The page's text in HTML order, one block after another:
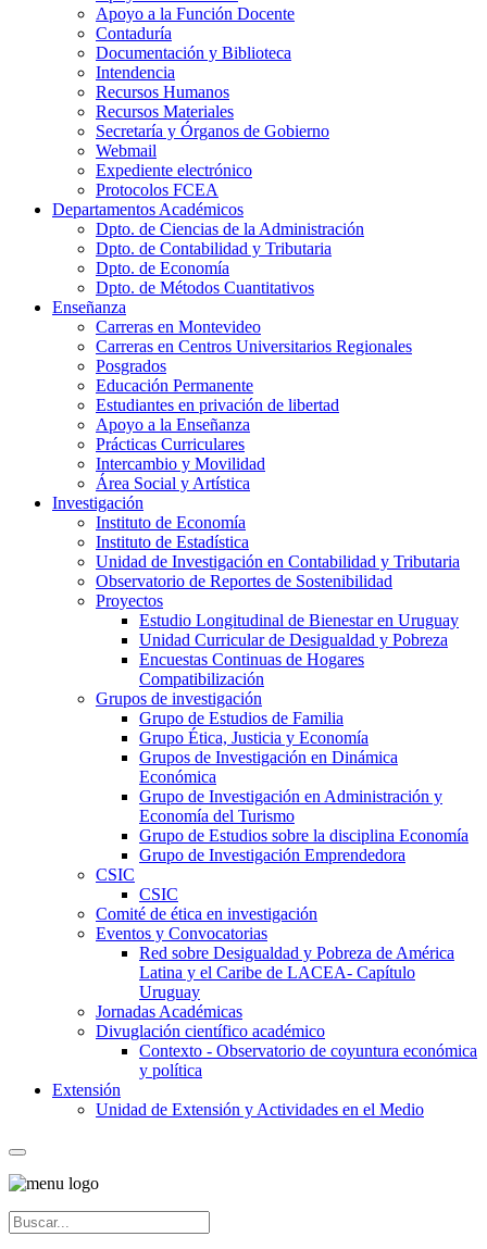
Apoyo a la Función Docente
Contaduría
Documentación y Biblioteca
Intendencia
Recursos Humanos
Recursos Materiales
Secretaría y Órganos de Gobierno
Webmail
Expediente electrónico
Protocolos FCEA
Departamentos Académicos
Dpto. de Ciencias de la Administración
Dpto. de Contabilidad y Tributaria
Dpto. de Economía
Dpto. de Métodos Cuantitativos
Enseñanza
Carreras en Montevideo
Carreras en Centros Universitarios Regionales
Posgrados
Educación Permanente
Estudiantes en privación de libertad
Apoyo a la Enseñanza
Prácticas Curriculares
Intercambio y Movilidad
Área Social y Artística
Investigación
Instituto de Economía
Instituto de Estadística
Unidad de Investigación en Contabilidad y Tributaria
Observatorio de Reportes de Sostenibilidad
Proyectos
Estudio Longitudinal de Bienestar en Uruguay
Unidad Curricular de Desigualdad y Pobreza
Encuestas Continuas de Hogares
Compatibilización
Grupos de investigación
Grupo de Estudios de Familia
Grupo Ética, Justicia y Economía
Grupos de Investigación en Dinámica
Económica
Grupo de Investigación en Administración y
Economía del Turismo
Grupo de Estudios sobre la disciplina Economía
Grupo de Investigación Emprendedora
CSIC
CSIC
Comité de ética en investigación
Eventos y Convocatorias
Red sobre Desigualdad y Pobreza de América
Latina y el Caribe de LACEA- Capítulo
Uruguay
Jornadas Académicas
Divuglación científico académico
Contexto - Observatorio de coyuntura económica
y política
Extensión
Unidad de Extensión y Actividades en el Medio